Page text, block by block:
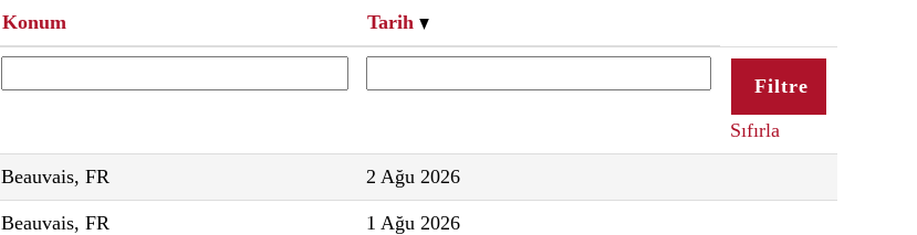
Konum Tarih
Sıfırla
Beauvais, FR 2 Ağu 2026
Beauvais, FR 1 Ağu 2026